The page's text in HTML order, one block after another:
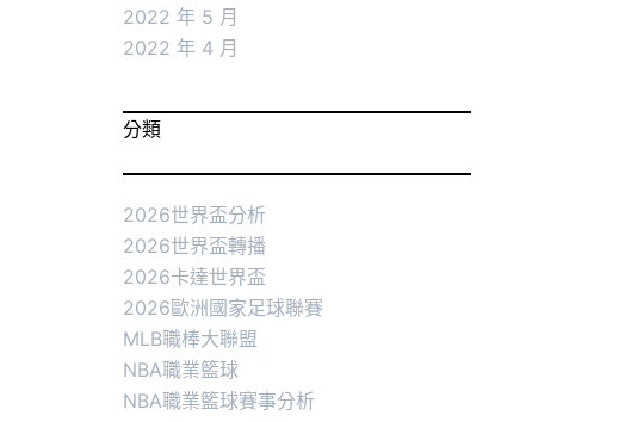
2022 年 5 月
2022 年 4 月
分類
2026世界盃分析
2026世界盃轉播
2026卡達世界盃
2026歐洲國家足球聯賽
MLB職棒大聯盟
NBA職業籃球
NBA職業籃球賽事分析